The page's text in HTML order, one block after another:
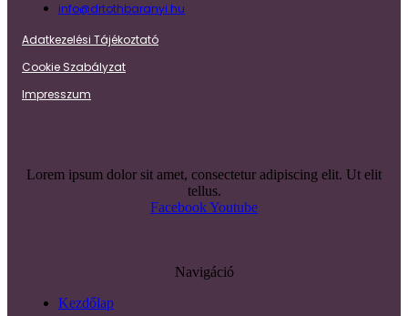
info@drtothbaranyi.hu
Adatkezelési Tájékoztató
Cookie Szabályzat
Impresszum
Lorem ipsum dolor sit amet, consectetur adipiscing elit. Ut elit
tellus.
FacebookYoutube
Navigáció
Kezdőlap